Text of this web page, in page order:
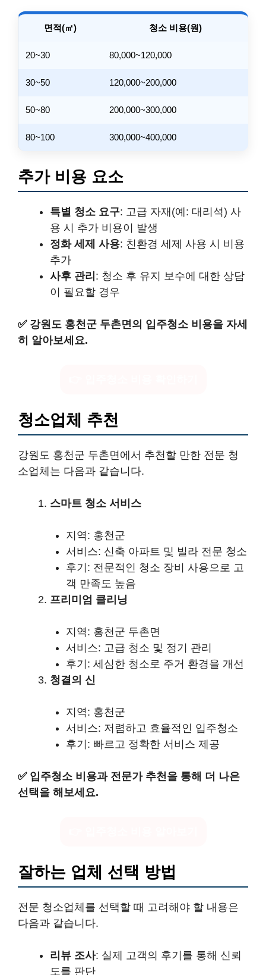
면적(㎡) 청소 비용(원)
20~30 80,000~120,000
30~50 120,000~200,000
50~80 200,000~300,000
80~100 300,000~400,000
추가 비용 요소
특별 청소 요구: 고급 자재(예: 대리석) 사
용 시 추가 비용이 발생
정화 세제 사용: 친환경 세제 사용 시 비용
추가
사후 관리 : 청소 후 유지 보수에 대한 상담
이 필요할 경우
✅ 강원도 홍천군 두촌면의 입주청소 비용을 자세
히 알아보세요.
청소업체 추천
강원도 홍천군 두촌면에서 추천할 만한 전문 청
소업체는 다음과 같습니다.
스마트 청소 서비스
지역: 홍천군
서비스: 신축 아파트 및 빌라 전문 청소
후기: 전문적인 청소 장비 사용으로 고
객 만족도 높음
프리미엄 클리닝
지역: 홍천군 두촌면
서비스: 고급 청소 및 정기 관리
후기: 세심한 청소로 주거 환경을 개선
청결의 신
지역: 홍천군
서비스: 저렴하고 효율적인 입주청소
후기: 빠르고 정확한 서비스 제공
✅ 입주청소 비용과 전문가 추천을 통해 더 나은
선택을 해보세요.
잘하는 업체 선택 방법
전문 청소업체를 선택할 때 고려해야 할 내용은
다음과 같습니다.
리뷰 조사: 실제 고객의 후기를 통해 신뢰
도를 판단